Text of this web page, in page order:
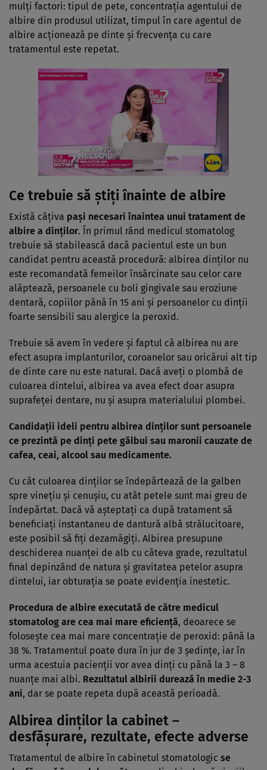
mulţi factori: tipul de pete, concentraţia agentului de
albire din produsul utilizat, timpul în care agentul de
albire acţionează pe dinte şi frecvenţa cu care
tratamentul este repetat.
Ce trebuie să ştiţi înainte de albire
Există câţiva paşi necesari înaintea unui tratament de
albire a dinţilor. În primul rând medicul stomatolog
trebuie să stabilească dacă pacientul este un bun
candidat pentru această procedură: albirea dinţilor nu
este recomandată femeilor însărcinate sau celor care
alăptează, persoanele cu boli gingivale sau eroziune
dentară, copiilor până în 15 ani şi persoanelor cu dinţii
foarte sensibili sau alergice la peroxid.
Trebuie să avem în vedere şi faptul că albirea nu are
efect asupra implanturilor, coroanelor sau oricărui alt tip
de dinte care nu este natural. Dacă aveţi o plombă de
culoarea dintelui, albirea va avea efect doar asupra
suprafeţei dentare, nu şi asupra materialului plombei.
Candidaţii ideli pentru albirea dinţilor sunt persoanele
ce prezintă pe dinţi pete gălbui sau maronii cauzate de
cafea, ceai, alcool sau medicamente.
Cu cât culoarea dinţilor se îndepărtează de la galben
spre vineţiu şi cenuşiu, cu atât petele sunt mai greu de
îndepărtat. Dacă vă aşteptaţi ca după tratament să
beneficiaţi instantaneu de dantură albă strălucitoare,
este posibil să fiţi dezamăgiţi. Albirea presupune
deschiderea nuanţei de alb cu câteva grade, rezultatul
final depinzând de natura şi gravitatea petelor asupra
dintelui, iar obturaţia se poate evidenţia inestetic.
Procedura de albire executată de către medicul
stomatolog are cea mai mare eficienţă, deoarece se
foloseşte cea mai mare concentraţie de peroxid: până la
38 %. Tratamentul poate dura în jur de 3 şedinţe, iar în
urma acestuia pacienţii vor avea dinţi cu până la 3 – 8
nuanţe mai albi. Rezultatul albirii durează în medie 2-3
ani, dar se poate repeta după această perioadă.
Albirea dinţilor la cabinet –
desfăşurare, rezultate, efecte adverse
Tratamentul de albire în cabinetul stomatologic se